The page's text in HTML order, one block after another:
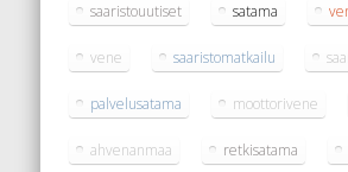
saaristouutiset satama
vene saaristomatkailu
palvelusatama moottorivene
ahvenanmaa retkisatama